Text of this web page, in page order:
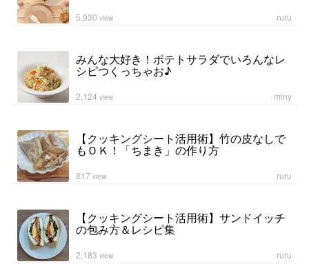
ruru
5,930 view
みんな大好き！ポテトサラダでいろんなレ
シピつくっちゃお♪
miny
2,124 view
【クッキングシート活用術】竹の皮なしで
もＯＫ！「ちまき」の作り方
ruru
817 view
【クッキングシート活用術】サンドイッチ
の包み方＆レシピ集
ruru
2,183 view